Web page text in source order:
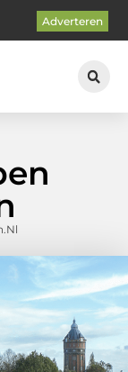
Adverteren